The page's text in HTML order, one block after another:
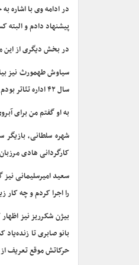
پیشنهاد دادم و البته
در بخش دیگری از این
سیاوش طهمورث نیز
سال ۴۲ اداره تئاتر بودم و او را نمی‌شناختم تا تصادفی آشنا شدیم و با هم برای یک تئاتر تمرین کردیم. او بعد از ۸ روز تمرین سر صحنه نیامد و گفت نمی‌آیم.
به او گفتم من برای
کارگردانی هادی
را اجرا کردم و چه کار
حرکاتش موقع تعریف